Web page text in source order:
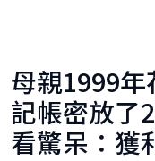
母親1999
記帳密放
看驚呆：獲